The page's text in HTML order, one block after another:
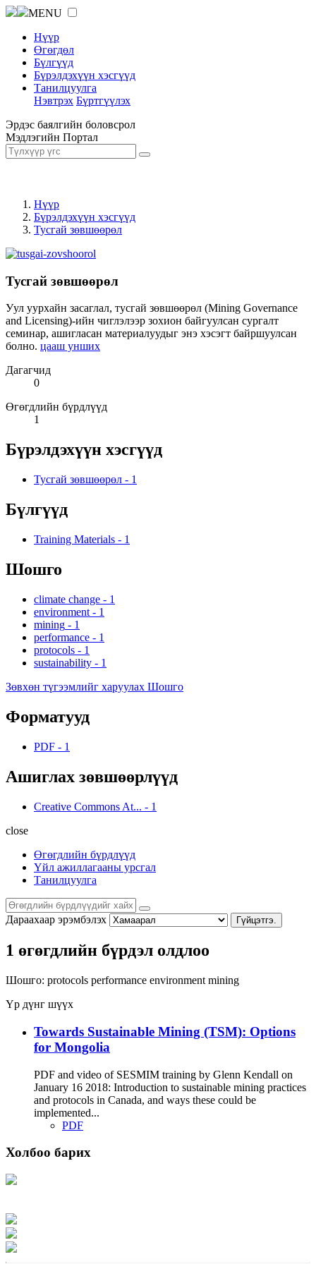
MENU
Нүүр
Өгөгдөл
Бүлгүүд
Бүрэлдэхүүн хэсгүүд
Танилцуулга
Нэвтрэх Бүртгүүлэх
Эрдэс баялгийн боловсрол
Мэдлэгийн Портал
Нүүр
Бүрэлдэхүүн хэсгүүд
Тусгай зөвшөөрөл
Тусгай зөвшөөрөл
Уул уурхайн засаглал, тусгай зөвшөөрөл (Mining Governance
and Licensing)-ийн чиглэлээр зохион байгуулсан сургалт
семинар, ашигласан материалуудыг энэ хэсэгт байршуулсан
болно. цааш унших
Дагагчид
0
Өгөгдлийн бүрдлүүд
1
Бүрэлдэхүүн хэсгүүд
Тусгай зөвшөөрөл - 1
Бүлгүүд
Training Materials - 1
Шошго
climate change - 1
environment - 1
mining - 1
performance - 1
protocols - 1
sustainability - 1
Зөвхөн түгээмлийг харуулах Шошго
Форматууд
PDF - 1
Ашиглах зөвшөөрлүүд
Creative Commons At... - 1
close
Өгөгдлийн бүрдлүүд
Үйл ажиллагааны урсгал
Танилцуулга
Дараахаар эрэмбэлэх Гүйцэтгэ.
1 өгөгдлийн бүрдэл олдлоо
Шошго: protocols performance environment mining
Үр дүнг шүүх
Towards Sustainable Mining (TSM): Options
for Mongolia
PDF and video of SESMIM training by Glenn Kendall on
January 16 2018: Introduction to sustainable mining practices
and protocols in Canada, and ways these could be
implemented...
PDF
Холбоо барих